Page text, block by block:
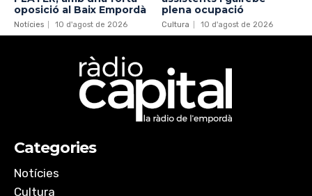
oposició al Baix Empordà
Notícies 10 d'agost de 2026
plena ocupació
Cultura 10 d'agost de 2026
Categories
Notícies
Cultura